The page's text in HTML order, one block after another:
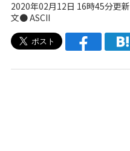
2020年02月12日 16時45分更新
文● ASCII